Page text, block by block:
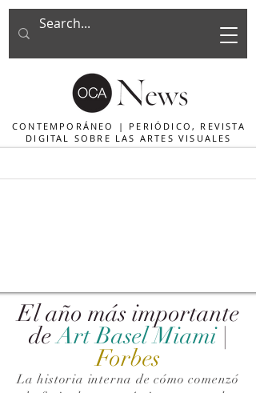
CONTEMPORÁNEO | PERIÓDICO, REVISTA
DIGITAL SOBRE LAS ARTES VISUALES
El año más importante
de Art Basel Miami |
Forbes
La historia interna de cómo comenzó